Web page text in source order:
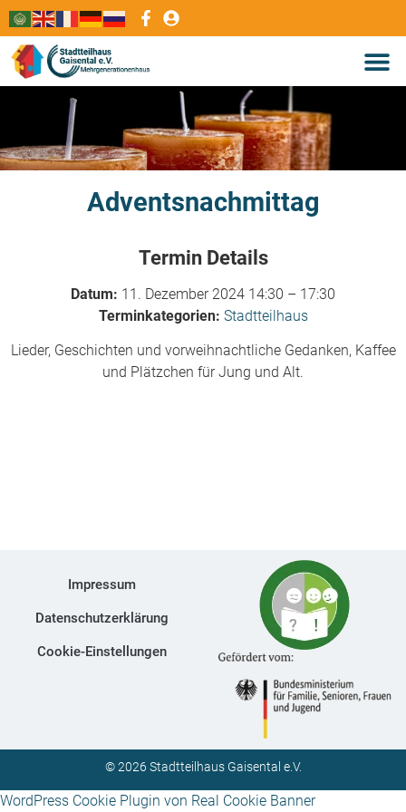
Adventsnachmittag
Termin Details
Datum: 11. Dezember 2024 14:30 – 17:30
Terminkategorien: Stadtteilhaus
Lieder, Geschichten und vorweihnachtliche Gedanken, Kaffee
und Plätzchen für Jung und Alt.
Impressum
Datenschutzerklärung
Cookie-Einstellungen
© 2026 Stadtteilhaus Gaisental e.V.
WordPress Cookie Plugin von Real Cookie Banner